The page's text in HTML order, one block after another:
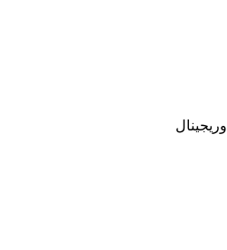
اوریجینال